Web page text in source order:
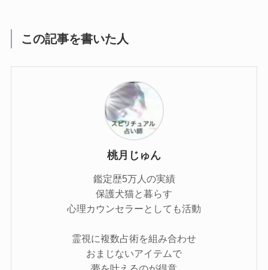
この記事を書いた人
桃月じゅん
鑑定歴5万人の実績
保護犬猫と暮らす
心理カウンセラーとしても活動
霊視に複数占術を組み合わせ
おまじないアイテムで